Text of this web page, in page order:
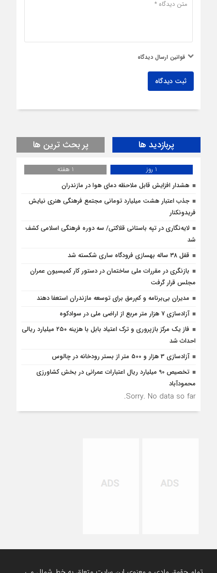
قوانین ارسال دیدگاه
ثبت دیدگاه
پربازدید ها پر بحث ترین ها
1 روز
1 هفته
هشدار افزایش قابل ملاحظه دمای هوا در مازندران
جذب اعتبار هشت میلیارد تومانی مجتمع فرهنگی هنری نیایش
فریدونکنار
لایه‌نگاری در تپه باستانی قلاکتی/ سه دوره فرهنگی اسلامی کشف
شد
قفل ۳۸ ساله بهسازی فرودگاه ساری شکسته شد
بازنگری در مقررات ملی ساختمان در دستور کار کمیسیون عمران
مجلس قرار گرفت
مدیران بی‌برنامه و کم‌رمق برای توسعه مازندران استعفا دهند
آزادسازی 7 هزار متر مربع از اراضی ملی در سوادکوه
فاز یک مرکز بازپروری و ترک اعتیاد بابل با هزینه ۲۵۰ میلیارد ریالی
احداث شد
آزادسازی 3 هزار و 500 متر از بستر رودخانه در چالوس
تخصیص 90 میلیارد ریال اعتبارات عمرانی در بخش کشاورزی
محمودآباد
Sorry. No data so far.